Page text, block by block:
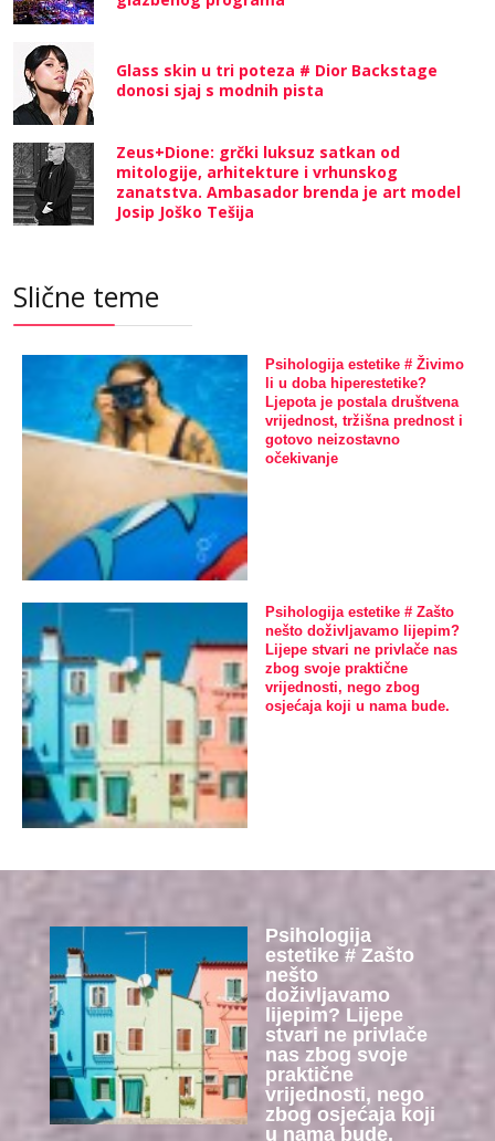
Glass skin u tri poteza # Dior Backstage
donosi sjaj s modnih pista
Zeus+Dione: grčki luksuz satkan od
mitologije, arhitekture i vrhunskog
zanatstva. Ambasador brenda je art model
Josip Joško Tešija
Slične teme
Psihologija estetike # Živimo
li u doba hiperestetike?
Ljepota je postala društvena
vrijednost, tržišna prednost i
gotovo neizostavno
očekivanje
Psihologija estetike # Zašto
nešto doživljavamo lijepim?
Lijepe stvari ne privlače nas
zbog svoje praktične
vrijednosti, nego zbog
osjećaja koji u nama bude.
Psihologija
estetike # Zašto
nešto
doživljavamo
lijepim? Lijepe
stvari ne privlače
nas zbog svoje
praktične
vrijednosti, nego
zbog osjećaja koji
u nama bude.